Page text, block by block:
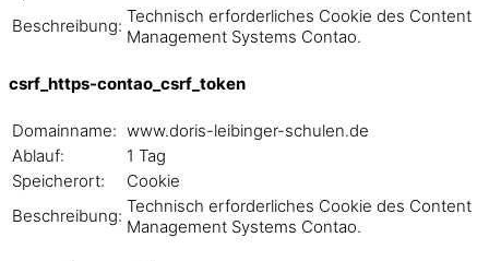
Beschreibung: Technisch erforderliches Cookie des Content
Management Systems Contao.
csrf_https-contao_csrf_token
Domainname: www.doris-leibinger-schulen.de
Ablauf:
1 Tag
Speicherort:
Cookie
Beschreibung: Technisch erforderliches Cookie des Content
Management Systems Contao.